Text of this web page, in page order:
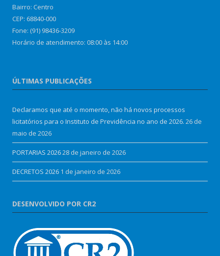
Bairro: Centro
CEP: 68840-000
Fone: (91) 98436-3209
Horário de atendimento: 08:00 às 14:00
ÚLTIMAS PUBLICAÇÕES
Declaramos que até o momento, não há novos processos
licitatórios para o Instituto de Previdência no ano de 2026. 26 de
maio de 2026
PORTARIAS 202628 de janeiro de 2026
DECRETOS 2026 1 de janeiro de 2026
DESENVOLVIDO POR CR2